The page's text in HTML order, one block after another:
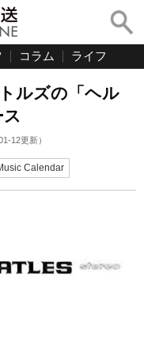
コラム ライフ
ルズの「ヘル
12更新）
Calendar